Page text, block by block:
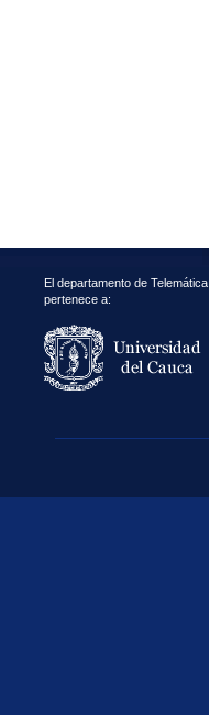
El departamento de Telemática
pertenece a: